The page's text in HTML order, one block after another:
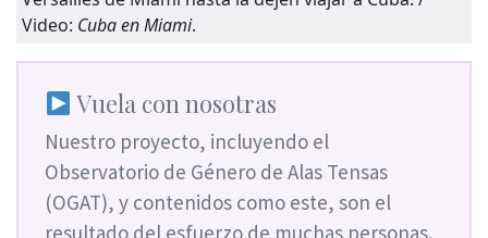
Video: Cuba en Miami.
Vuela con nosotras
Nuestro proyecto, incluyendo el
Observatorio de Género de Alas Tensas
(OGAT), y contenidos como este, son el
resultado del esfuerzo de muchas personas.